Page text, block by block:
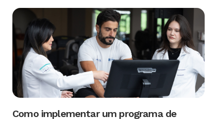
Como implementar um programa de